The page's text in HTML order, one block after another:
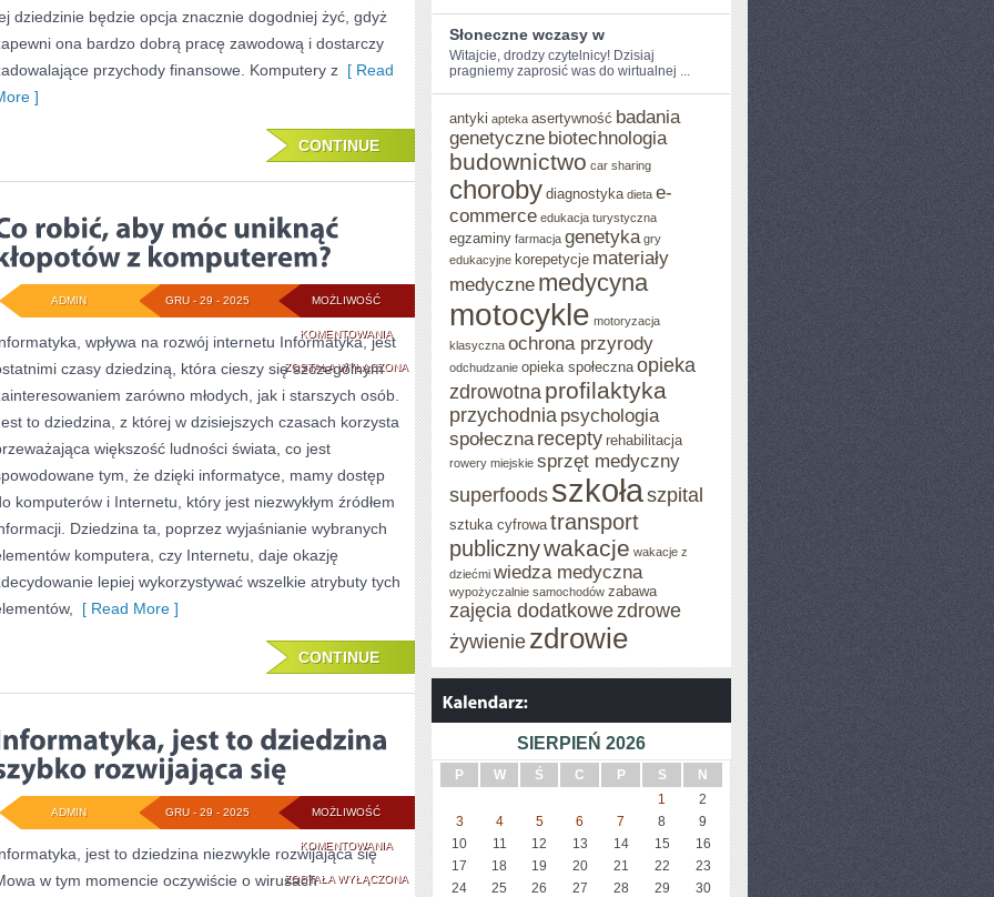
PASJA
SPOSÓB
ŻYCIE
dziedzinie będzie opcja znacznie dogodniej żyć, gdyż
ona bardzo dobrą pracę zawodową i dostarczy
przychody finansowe. Komputery z [ Read
]
CONTINUE
MOŻLIWOŚĆ
KOMENTOWANIACO
ROBIĆ,
ABY
MÓC
UNIKNĄĆ
KŁOPOTÓW
KOMPUTEREM?
ZOSTAŁA WYŁĄCZONA
GRU - 29 - 2025
ADMIN
wpływa na rozwój internetu Informatyka, jest
czasy dziedziną, która cieszy się szczególnym
zarówno młodych, jak i starszych osób.
to dziedzina, z której w dzisiejszych czasach korzysta
większość ludności świata, co jest
tym, że dzięki informatyce, mamy dostęp
komputerów i Internetu, który jest niezwykłym źródłem
Dziedzina ta, poprzez wyjaśnianie wybranych
komputera, czy Internetu, daje okazję
lepiej wykorzystywać wszelkie atrybuty tych
[ Read More ]
CONTINUE
MOŻLIWOŚĆ
KOMENTOWANIAINFORMATYKA,
JEST
ZOSTAŁA WYŁĄCZONA
GRU - 29 - 2025
ADMIN
jest to dziedzina niezwykle rozwijająca się
w tym momencie oczywiście o wirusach
Słoneczne wczasy w
Witajcie, drodzy‌ czytelnicy! Dzisiaj
pragniemy zaprosić was do wirtualnej‌ ...
antyki apteka asertywność badania
genetyczne biotechnologia
budownictwo car sharing
choroby diagnostyka dieta e-
commerce edukacja turystyczna
egzaminy farmacja genetyka gry
edukacyjne korepetycje materiały
medyczne medycyna
motocykle motoryzacja
klasyczna ochrona przyrody
odchudzanie opieka społeczna opieka
zdrowotna profilaktyka
przychodnia psychologia
społeczna recepty rehabilitacja
rowery miejskie sprzęt medyczny
superfoods szkołaszpital
sztuka cyfrowa transport
publicznywakacje wakacje z
dziećmi wiedza medyczna
wypożyczalnie samochodów zabawa
zajęcia dodatkowezdrowe
żywienie zdrowie
SIERPIEŃ 2026
P W Ś C P S
N
1
2
3
4 5 6 7 8
9
10
11 12 13 14 15
16
17
18 19 20 21 22
23
24
25 26 27 28 29
30